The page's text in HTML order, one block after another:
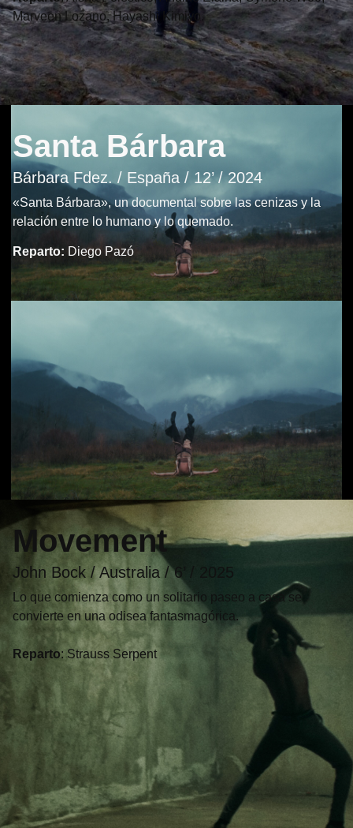
Marveen Lozano, Hayashi Kimiyo.
Santa Bárbara
Bárbara Fdez. / España / 12’ / 2024
«Santa Bárbara», un documental sobre las cenizas y la
relación entre lo humano y lo quemado.
Reparto: Diego Pazó
Movement
John Bock / Australia / 6’ / 2025
Lo que comienza como un solitario paseo a casa se
convierte en una odisea fantasmagórica.
Reparto: Strauss Serpent